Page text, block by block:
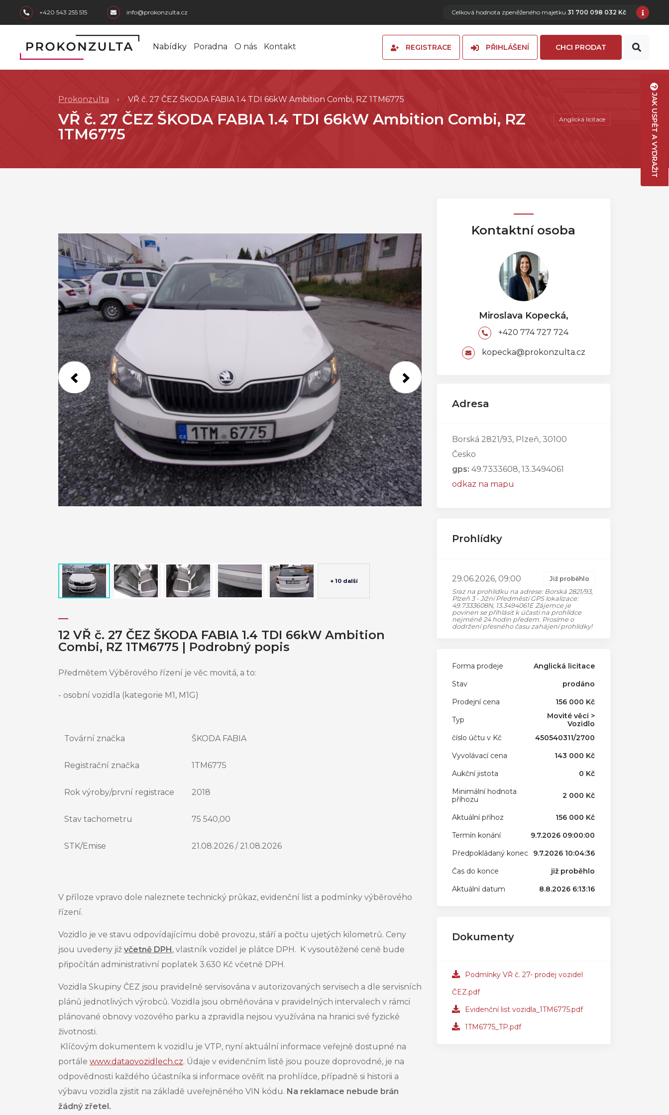
skip to main content
+420 543 255 515 info@prokonzulta.cz Celková hodnota zpeněženého majetku 31 700 098 032 Kč
Nabídky Poradna O nás Kontakt REGISTRACE PŘIHLÁŠENÍ CHCI PRODAT
Prokonzulta VŘ č. 27 ČEZ ŠKODA FABIA 1.4 TDI 66kW Ambition Combi, RZ 1TM6775
VŘ č. 27 ČEZ ŠKODA FABIA 1.4 TDI 66kW Ambition Combi, RZ
1TM6775
Anglická licitace
+ 10 další
12 VŘ č. 27 ČEZ ŠKODA FABIA 1.4 TDI 66kW Ambition
Combi, RZ 1TM6775 | Podrobný popis
Předmětem Výběrového řízení je věc movitá, a to:
- osobní vozidla (kategorie M1, M1G)
Tovární značka ŠKODA FABIA
Registrační značka 1TM6775
Rok výroby/první registrace 2018
Stav tachometru 75 540,00
STK/Emise 21.08.2026 / 21.08.2026
V příloze vpravo dole naleznete technický průkaz, evidenční list a podmínky výběrového
řízení.
Vozidlo je ve stavu odpovídajícímu době provozu, stáří a počtu ujetých kilometrů. Ceny
jsou uvedeny již včetně DPH , vlastník vozidel je plátce DPH. K vysoutěžené ceně bude
připočítán administrativní poplatek 3.630 Kč včetně DPH.
Vozidla Skupiny ČEZ jsou pravidelně servisována v autorizovaných servisech a dle servisních
plánů jednotlivých výrobců. Vozidla jsou obměňována v pravidelných intervalech v rámci
plánované obnovy vozového parku a zpravidla nejsou využívána na hranici své fyzické
životnosti.
Klíčovým dokumentem k vozidlu je VTP, nyní aktuální informace veřejně dostupné na
portále www.dataovozidlech.cz. Údaje v evidenčním listě jsou pouze doprovodné, je na
odpovědnosti každého účastníka si informace ověřit na prohlídce, případně si historii a
výbavu vozidla zjistit na základě uveřejněného VIN kódu. Na reklamace nebude brán
žádný zřetel.
Kontaktní osoba
Miroslava Kopecká,
+420 774 727 724
kopecka@prokonzulta.cz
Adresa
Borská 2821/93, Plzeň, 30100
Česko
gps: 49.7333608, 13.3494061
odkaz na mapu
Prohlídky
29.06.2026, 09:00
Již proběhlo
Sraz na prohlídku na adrese: Borská 2821/93,
Plzeň 3 - Jižní Předměstí GPS lokalizace:
49.7333608N, 13.3494061E Zájemce je
povinen se přihlásit k účasti na prohlídce
nejméně 24 hodin předem. Prosíme o
dodržení přesného času zahájení prohlídky!
Forma prodeje
Anglická licitace
Stav
prodáno
Prodejní cena
156 000 Kč
Typ
Movité věci >
Vozidlo
číslo účtu v Kč
450540311/2700
Vyvolávací cena
143 000 Kč
Aukční jistota
0 Kč
Minimální hodnota
příhozu
2 000 Kč
Aktuální příhoz
156 000 Kč
Termín konání
9.7.2026 09:00:00
Předpokládaný konec
9.7.2026 10:04:36
Čas do konce
již proběhlo
Aktuální datum
8.8.2026 6:13:16
Dokumenty
Podmínky VŘ č. 27- prodej vozidel
ČEZ.pdf
Evidenční list vozidla_1TM6775.pdf
1TM6775_TP.pdf
JAK USPĚT A VYDRAŽIT